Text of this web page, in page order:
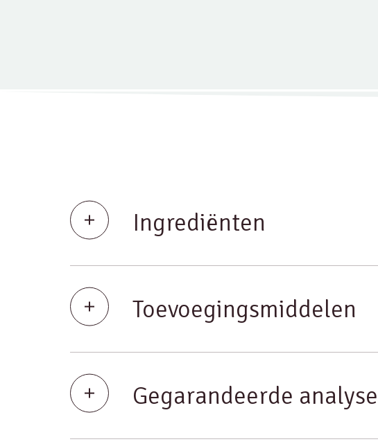
Ingrediënten
Toevoegingsmiddelen
Gegarandeerde analyse